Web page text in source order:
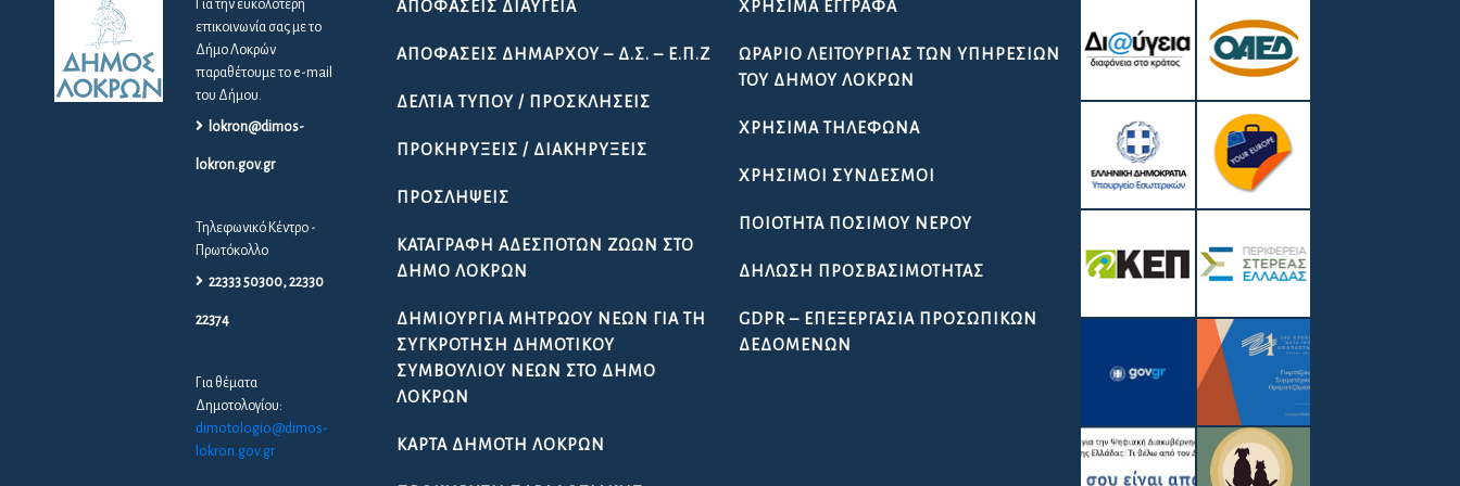
Για την ευκολότερη
επικοινωνία σας με το
Δήμο Λοκρών
παραθέτουμε το e-mail
του Δήμου.
lokron@dimos-
lokron.gov.gr
Τηλεφωνικό Κέντρο -
Πρωτόκολλο
22333 50300, 22330
22374
Για θέματα
Δημοτολογίου:
dimotologio@dimos-
lokron.gov.gr
ΑΠΟΦΆΣΕΙΣ ΔΙΑΎΓΕΙΑ
ΑΠΟΦΆΣΕΙΣ ΔΗΜΆΡΧΟΥ – Δ.Σ. – Ε.Π.Ζ
ΔΕΛΤΊΑ ΤΎΠΟΥ / ΠΡΟΣΚΛΉΣΕΙΣ
ΠΡΟΚΗΡΎΞΕΙΣ / ΔΙΑΚΗΡΎΞΕΙΣ
ΠΡΟΣΛΉΨΕΙΣ
ΚΑΤΑΓΡΑΦΉ ΑΔΈΣΠΟΤΩΝ ΖΏΩΝ ΣΤΟ
ΔΉΜΟ ΛΟΚΡΏΝ
ΔΗΜΙΟΥΡΓΊΑ ΜΗΤΡΏΟΥ ΝΈΩΝ ΓΙΑ ΤΗ
ΣΥΓΚΡΌΤΗΣΗ ΔΗΜΟΤΙΚΟΎ
ΣΥΜΒΟΥΛΊΟΥ ΝΈΩΝ ΣΤΟ ΔΉΜΟ
ΛΟΚΡΏΝ
ΚΆΡΤΑ ΔΗΜΌΤΗ ΛΟΚΡΏΝ
ΧΡΉΣΙΜΑ ΈΓΓΡΑΦΑ
ΩΡΆΡΙΟ ΛΕΙΤΟΥΡΓΊΑΣ ΤΩΝ ΥΠΗΡΕΣΙΏΝ
ΤΟΥ ΔΉΜΟΥ ΛΟΚΡΏΝ
ΧΡΉΣΙΜΑ ΤΗΛΈΦΩΝΑ
ΧΡΉΣΙΜΟΙ ΣΎΝΔΕΣΜΟΙ
ΠΟΙΌΤΗΤΑ ΠΌΣΙΜΟΥ ΝΕΡΟΎ
ΔΉΛΩΣΗ ΠΡΟΣΒΑΣΙΜΌΤΗΤΑΣ
GDPR – ΕΠΕΞΕΡΓΑΣΙΑ ΠΡΟΣΩΠΙΚΩΝ
ΔΕΔΟΜΕΝΩΝ